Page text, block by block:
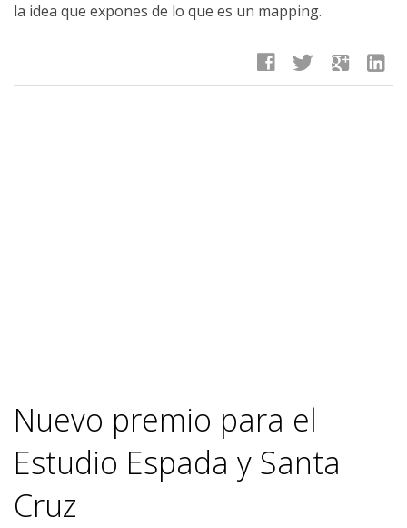
la idea que expones de lo que es un mapping.
facebook twitter google linkedin
Nuevo premio para el
Estudio Espada y Santa
Cruz